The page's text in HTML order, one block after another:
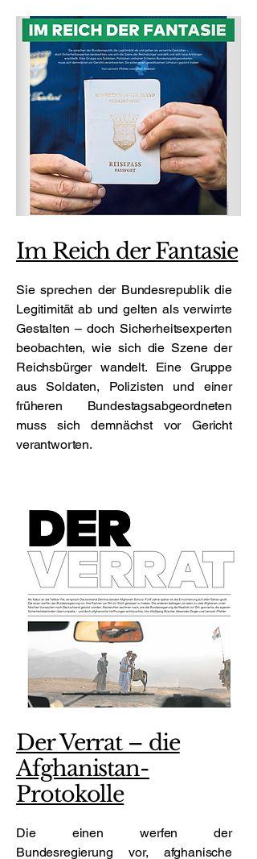
Im Reich der Fantasie
Sie sprechen der Bundesrepublik die
Legitimität ab und gelten als verwirrte
Gestalten – doch Sicherheitsexperten
beobachten, wie sich die Szene der
Reichsbürger wandelt. Eine Gruppe
aus Soldaten, Polizisten und einer
früheren Bundestagsabgeordneten
muss sich demnächst vor Gericht
verantworten.
Der Verrat – die
Afghanistan-
Protokolle
Die einen werfen der
Bundesregierung vor, afghanische